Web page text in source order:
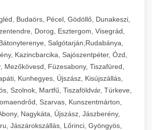
Budaörs, Pécel, Gödöllő, Dunakeszi,
Dorog, Esztergom, Visegrád,
Salgótarján,Rudabánya,
Kazincbarcika, Sajószentpéter, Ózd,
Mezőkövesd, Füzesabony, Tiszafüred,
Kunhegyes, Újszász, Kisújszállás,
Szolnok, Martfű, Tiszaföldvár, Túrkeve,
Szarvas, Kunszentmárton,
Nagykáta, Újszász, Jászberény,
Jászárokszállás, Lőrinci, Gyöngyös,